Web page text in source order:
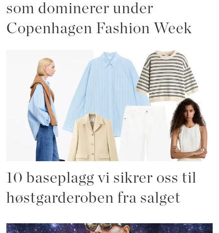
som dominerer under
Copenhagen Fashion Week
10 baseplagg vi sikrer oss til
høstgarderoben fra salget